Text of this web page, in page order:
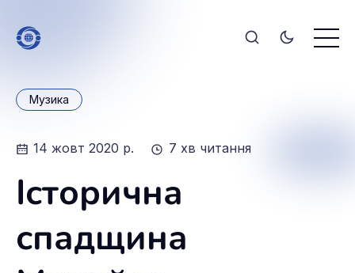
Музика
14 жовт 2020 р. 7 хв читання
Історична
спадщина